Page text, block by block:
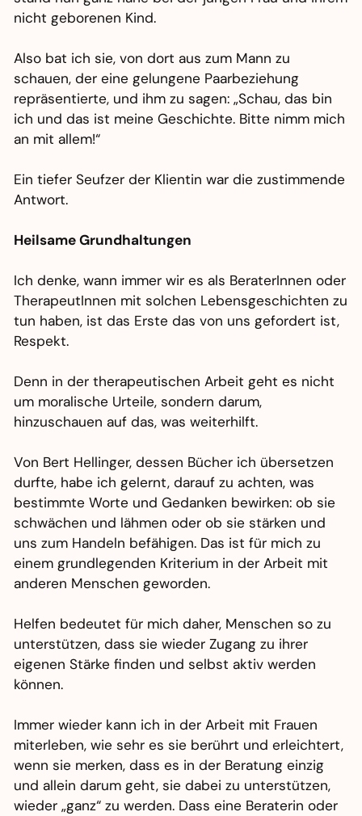
nicht geborenen Kind.
Also bat ich sie, von dort aus zum Mann zu
schauen, der eine gelungene Paarbeziehung
repräsentierte, und ihm zu sagen: „Schau, das bin
ich und das ist meine Geschichte. Bitte nimm mich
an mit allem!“
Ein tiefer Seufzer der Klientin war die zustimmende
Antwort.
Heilsame Grundhaltungen
Ich denke, wann immer wir es als BeraterInnen oder
TherapeutInnen mit solchen Lebensgeschichten zu
tun haben, ist das Erste das von uns gefordert ist,
Respekt.
Denn in der therapeutischen Arbeit geht es nicht
um moralische Urteile, sondern darum,
hinzuschauen auf das, was weiterhilft.
Von Bert Hellinger, dessen Bücher ich übersetzen
durfte, habe ich gelernt, darauf zu achten, was
bestimmte Worte und Gedanken bewirken: ob sie
schwächen und lähmen oder ob sie stärken und
uns zum Handeln befähigen. Das ist für mich zu
einem grundlegenden Kriterium in der Arbeit mit
anderen Menschen geworden.
Helfen bedeutet für mich daher, Menschen so zu
unterstützen, dass sie wieder Zugang zu ihrer
eigenen Stärke finden und selbst aktiv werden
können.
Immer wieder kann ich in der Arbeit mit Frauen
miterleben, wie sehr es sie berührt und erleichtert,
wenn sie merken, dass es in der Beratung einzig
und allein darum geht, sie dabei zu unterstützen,
wieder „ganz“ zu werden. Dass eine Beraterin oder